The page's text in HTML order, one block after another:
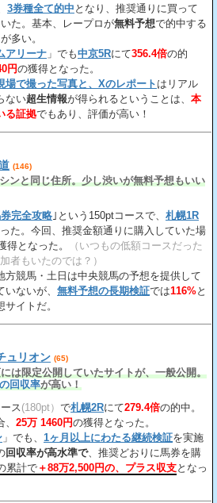
3券種全て的中 となり、推奨通りに買って
た。基本、レープロが無料予想で的中する
多い。
アリーナ 」でも中京5Rにて356.4倍の的
円の獲得となった。
場で撮った写真と、Xのレポート はリアル
ない超生情報が得られるということは、 本
る証拠でもあり、評価が高い！
(146)
ンと同じ住所。少し渋いが無料予想もいい
完全攻略 ｣という150ptコースで、 札幌1R
た。今回、推奨金額通りに購入していた場
得となった。
（いつもの低額コースだった
者もいたのでは？）
方競馬・土日は中央競馬の予想を提供して
ないが、 無料予想の長期検証では116%と
イトだ。
ュリオン (65)
は限定公開していたサイトが、一般公開。
回収率が高い！
ス(180pt） で札幌2Rにて279.4倍の的中。
25万 1460円の獲得となった。
」でも、 1ヶ月以上にわたる継続検証を実施
回収率が高水準で、推奨どおりに馬券を購
累計で＋88万2,500円の、プラス収支となっ